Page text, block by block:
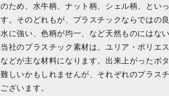
のため、水牛柄、ナット柄、シェル柄、とい
す。そのどれもが、プラスチックならではの
水に強い、色柄が均一、など天然ものにはな
当社のプラスチック素材は、ユリア・ポリエ
などが主な材料になります。出来上がったボ
難しいかもしれませんが、それぞれのプラス
ございます。